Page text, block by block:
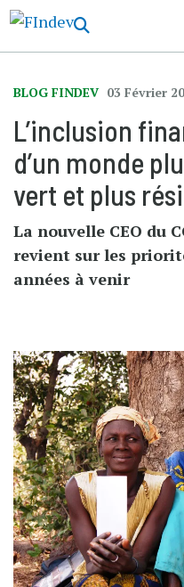
BLOG FINDEV 03 Février
L’inclusion
d’un monde
vert et plus
La nouvelle CEO du
revient sur les
années à venir